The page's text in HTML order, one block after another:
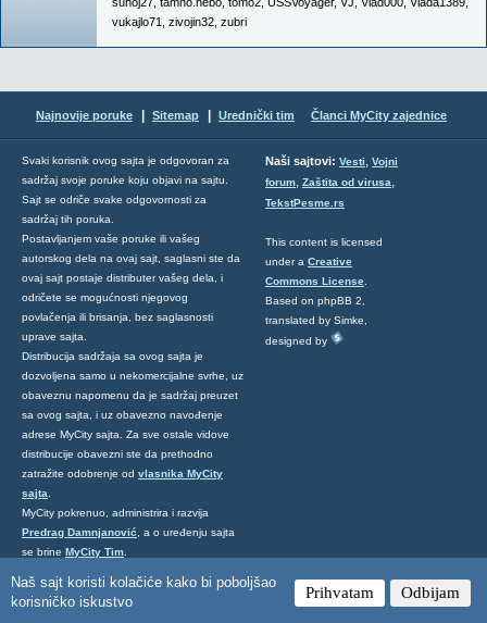
Naš sajt koristi kolačiće kako bi poboljšao
korisničko iskustvo
Prihvatam Odbijam
vukajlo71
zivojin32 zubri
Najnovije poruke Sitemap Urednički tim Članci MyCity zajednice
Svaki korisnik ovog sajta je odgovoran za
sadržaj svoje poruke koju objavi na sajtu.
Sajt se odriče svake odgovornosti za
sadržaj tih poruka.
Postavljanjem vaše poruke ili vašeg
autorskog dela na ovaj sajt, saglasni ste da
ovaj sajt postaje distributer vašeg dela, i
odričete se mogućnosti njegovog
povlačenja ili brisanja, bez saglasnosti
uprave sajta.
Distribucija sadržaja sa ovog sajta je
dozvoljena samo u nekomercijalne svrhe, uz
obaveznu napomenu da je sadržaj preuzet
sa ovog sajta, i uz obavezno navođenje
adrese MyCity sajta. Za sve ostale vidove
distribucije obavezni ste da prethodno
zatražite odobrenje od vlasnika MyCity
sajta
MyCity pokrenuo, administrira i razvija
Predrag Damnjanović , a o uređenju sajta
se brine MyCity Tim
ovde.
Naši sajtovi: Vesti, Vojni
forum, Zaštita od virusa,
TekstPesme.rs
This content is licensed
under a Creative
Commons License
Based on phpBB 2,
translated by Simke,
designed by